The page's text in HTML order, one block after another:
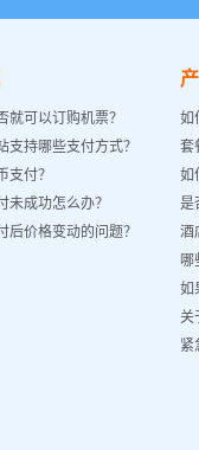
就可以订购机票？
支持哪些支付方式？
支付？
未成功怎么办？
后价格变动的问题？
如
套
如
是
酒
哪
如
关
紧